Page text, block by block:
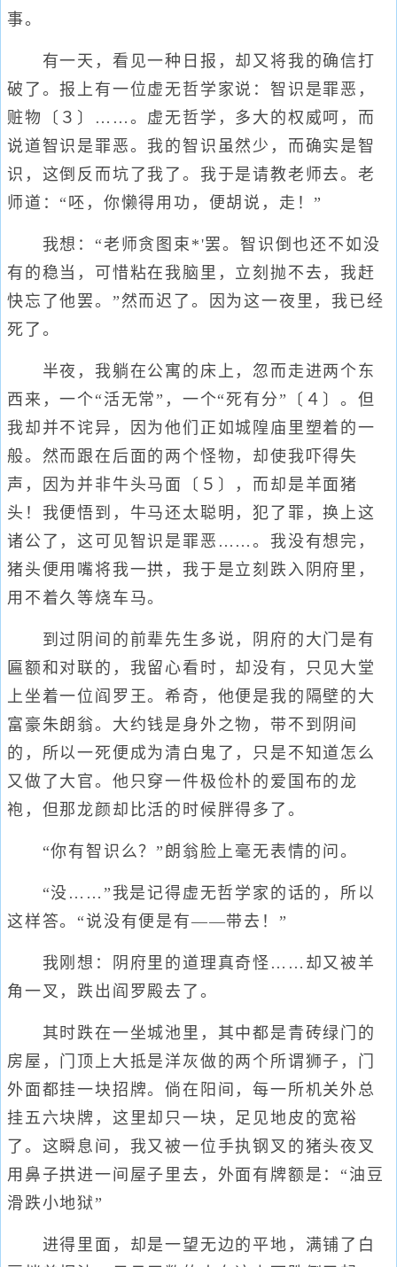
事。
有一天，看见一种日报，却又将我的确信打
破了。报上有一位虚无哲学家说：智识是罪恶，
赃物〔３〕……。虚无哲学，多大的权威呵，而
说道智识是罪恶。我的智识虽然少，而确实是智
识，这倒反而坑了我了。我于是请教老师去。老
师道：“呸，你懒得用功，便胡说，走！”
我想：“老师贪图束*'罢。智识倒也还不如没
有的稳当，可惜粘在我脑里，立刻抛不去，我赶
快忘了他罢。”然而迟了。因为这一夜里，我已经
死了。
半夜，我躺在公寓的床上，忽而走进两个东
西来，一个“活无常”，一个“死有分”〔４〕。但
我却并不诧异，因为他们正如城隍庙里塑着的一
般。然而跟在后面的两个怪物，却使我吓得失
声，因为并非牛头马面〔５〕，而却是羊面猪
头！我便悟到，牛马还太聪明，犯了罪，换上这
诸公了，这可见智识是罪恶……。我没有想完，
猪头便用嘴将我一拱，我于是立刻跌入阴府里，
用不着久等烧车马。
到过阴间的前辈先生多说，阴府的大门是有
匾额和对联的，我留心看时，却没有，只见大堂
上坐着一位阎罗王。希奇，他便是我的隔壁的大
富豪朱朗翁。大约钱是身外之物，带不到阴间
的，所以一死便成为清白鬼了，只是不知道怎么
又做了大官。他只穿一件极俭朴的爱国布的龙
袍，但那龙颜却比活的时候胖得多了。
“你有智识么？”朗翁脸上毫无表情的问。
“没……”我是记得虚无哲学家的话的，所以
这样答。“说没有便是有——带去！”
我刚想：阴府里的道理真奇怪……却又被羊
角一叉，跌出阎罗殿去了。
其时跌在一坐城池里，其中都是青砖绿门的
房屋，门顶上大抵是洋灰做的两个所谓狮子，门
外面都挂一块招牌。倘在阳间，每一所机关外总
挂五六块牌，这里却只一块，足见地皮的宽裕
了。这瞬息间，我又被一位手执钢叉的猪头夜叉
用鼻子拱进一间屋子里去，外面有牌额是：“油豆
滑跌小地狱”
进得里面，却是一望无边的平地，满铺了白